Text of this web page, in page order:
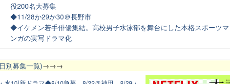
役200名大募集
◆11/28か29か30＠長野市
◆イケメン若手俳優集結。高校男子水泳部を舞台にした本格スポーツマ
ンガの実写ドラマ化
別募集一覧)→→→